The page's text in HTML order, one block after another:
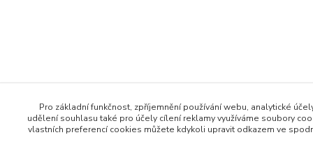
Pro základní funkčnost, zpříjemnění používání webu, analytické
udělení souhlasu také pro účely cílení reklamy využíváme soubory
vlastních preferencí cookies můžete kdykoli upravit odkazem ve